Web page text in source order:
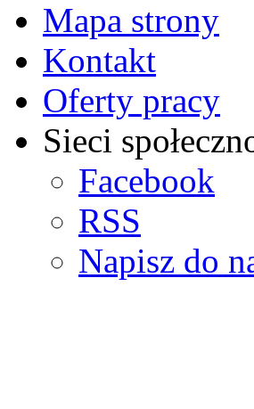
Mapa strony
Kontakt
Oferty pracy
Sieci
Facebook
RSS
Napisz do